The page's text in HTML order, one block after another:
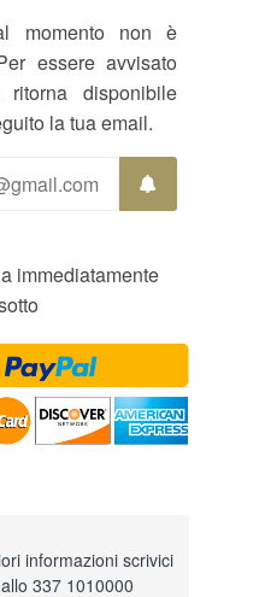
momento non è
essere avvisato
disponibile
la tua email.
immediatamente
informazioni scrivici
337 1010000